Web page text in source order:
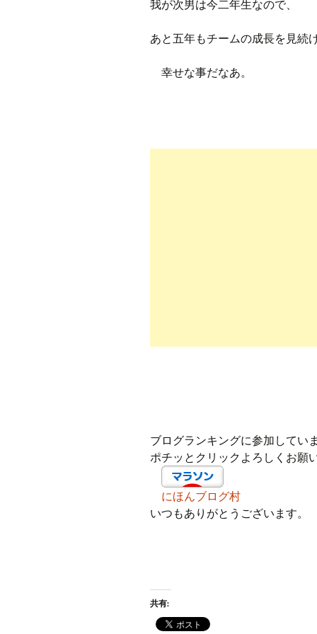
我が次男は今二年生なので、
あと五年もチームの成長を見続
幸せな事だなあ。
ブログランキングに参加していま
ポチッとクリックよろしくお願
にほんブログ村
いつもありがとうございます。
共有: